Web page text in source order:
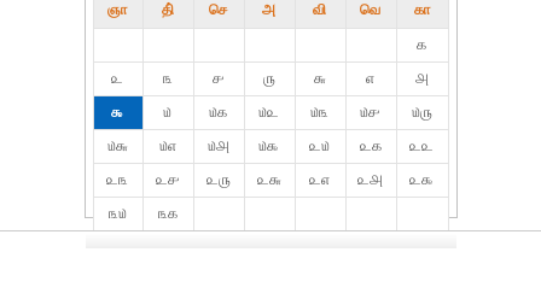
ஞா தி் செ அ வி வெ கா
௧
௨
௩ ௪ ௫ ௬ ௭
௮
௯
௰ ௰௧ ௰௨ ௰௩ ௰௪
௰௫
௰௬
௰௭ ௰௮ ௰௯ ௨௰ ௨௧
௨௨
௨௩
௨௪ ௨௫ ௨௬ ௨௭ ௨௮
௨௯
௩௰
௩௧